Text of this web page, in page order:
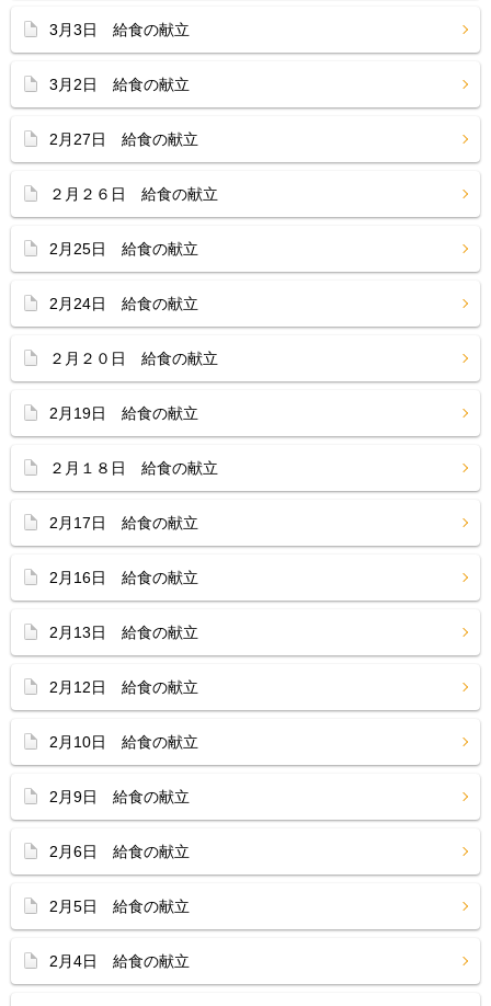
3月3日 給食の献立
3月2日 給食の献立
2月27日 給食の献立
２月２６日 給食の献立
2月25日 給食の献立
2月24日 給食の献立
２月２０日 給食の献立
2月19日 給食の献立
２月１８日 給食の献立
2月17日 給食の献立
2月16日 給食の献立
2月13日 給食の献立
2月12日 給食の献立
2月10日 給食の献立
2月9日 給食の献立
2月6日 給食の献立
2月5日 給食の献立
2月4日 給食の献立